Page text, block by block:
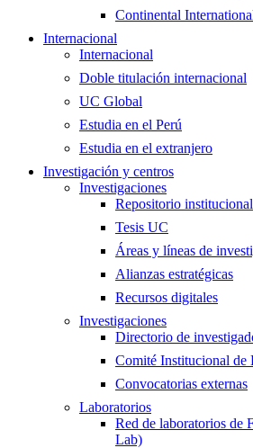
Continental
Internacional
Internacional
Doble titulación internacional
UC Global
Estudia en el Perú
Estudia en el extranjero
Investigación y centros
Investigaciones
Repositorio institucional
Tesis UC
Áreas y líneas de
Alianzas estratégicas
Recursos digitales
Investigaciones
Directorio de
Comité Institucional de
Convocatorias externas
Laboratorios
Red de laboratorios de
Lab)